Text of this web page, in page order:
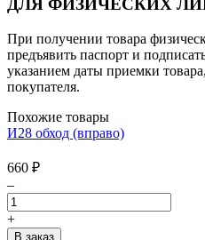
ДЛЯ ФИЗИЧЕСКИХ
При получении товара
предъявить паспорт и
указанием даты приемки
покупателя.
Похожие товары
И28 обход (вправо)
660 ₽
–
+